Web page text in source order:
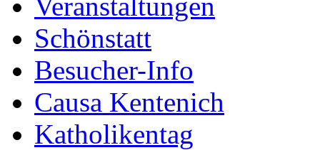
Schönstatt
Besucher-Info
Causa Kentenich
Katholikentag